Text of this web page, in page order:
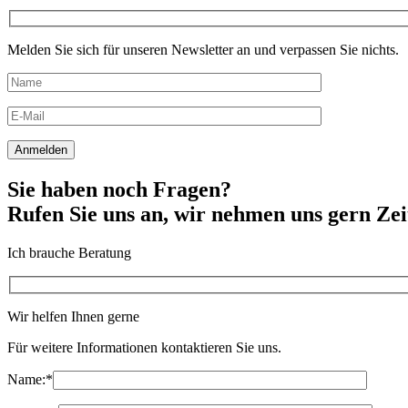
Melden Sie sich für unseren Newsletter an und verpassen Sie nichts.
Sie haben noch Fragen?
Rufen Sie uns an, wir nehmen uns gern
Ich brauche Beratung
Wir helfen Ihnen gerne
Für weitere Informationen kontaktieren Sie uns.
Name:*